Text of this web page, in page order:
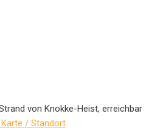
von Knokke-Heist, erreichbar
Karte / Standort